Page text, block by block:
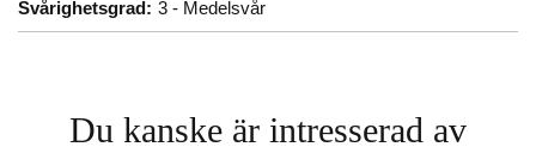
Svårighetsgrad: 3 - Medelsvår
Du kanske är intresserad av